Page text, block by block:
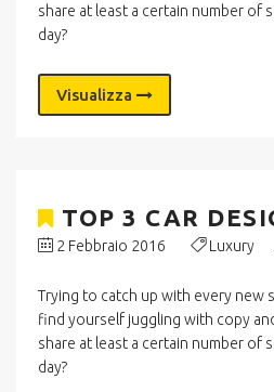
share at least a certain number of
day?
Visualizza
TOP 3 CAR
2 Febbraio 2016 Luxury
Trying to catch up with every new
find yourself juggling with copy
share at least a certain number of
day?